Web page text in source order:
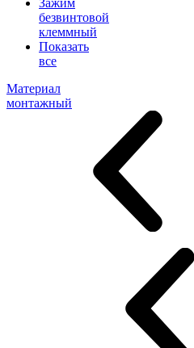
Зажим
безвинтовой
клеммный
Показать
все
Материал
монтажный